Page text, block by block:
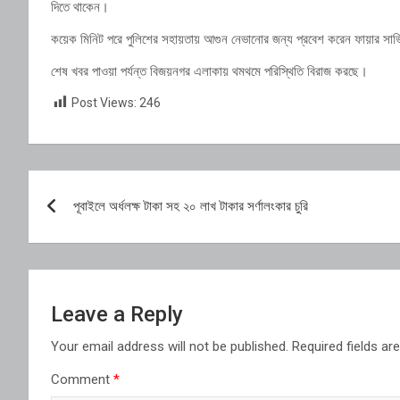
দিতে থাকেন।
কয়েক মিনিট পরে পুলিশের সহায়তায় আগুন নেভানোর জন্য প্রবেশ করেন ফায়ার
শেষ খবর পাওয়া পর্যন্ত বিজয়নগর এলাকায় থমথমে পরিস্থিতি বিরাজ করছে।
Post Views: 246
navigation
পূবাইলে অর্ধলক্ষ টাকা সহ ২০ লাখ টাকার সর্ণালংকার চুরি
Leave a Reply
Your email address will not be published. Required fields
Comment *